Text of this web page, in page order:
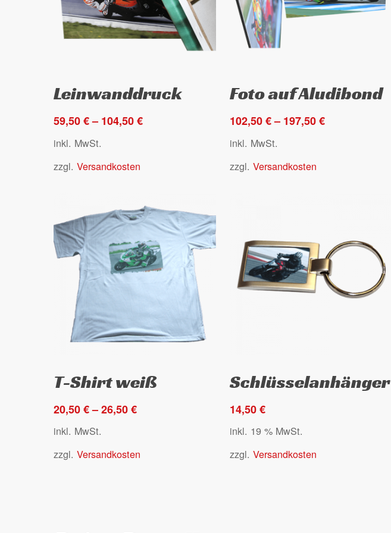
Produkt
mehrere
Varianten
Die
auf
der
Produktseite
gewählt
werden
Leinwanddruck
59,50€– 104,50€
inkl. MwSt.
zzgl.Versandkosten
Produkt
mehrere
Varianten
Die
der
Produktseite
gewählt
werden
Foto auf Aludibond
102,50€– 197,50€
inkl. MwSt.
zzgl.Versandkosten
Produkt
mehrere
Varianten
Die
T-Shirt weiß
20,50€–26,50€
inkl. MwSt.
zzgl.Versandkosten
Schlüsselanhänger
14,50€
inkl. 19 % MwSt.
zzgl.Versandkosten